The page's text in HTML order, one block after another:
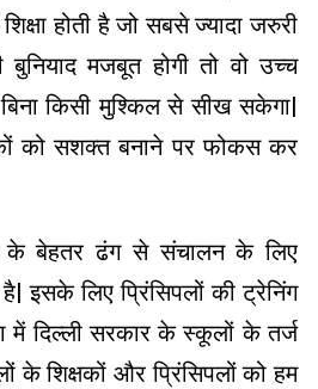
शिक्षा होती है जो सबसे ज्यादा जरुरी
मजबूत होगी तो वो उच्च
किसी मुश्किल से सीख सकेगा|
को सशक्त बनाने पर फोकस कर
के बेहतर ढंग से संचालन के लिए
है| इसके लिए प्रिंसिपलों की ट्रेनिंग
में दिल्ली सरकार के स्कूलों के तर्ज
के शिक्षकों और प्रिंसिपलों को हम